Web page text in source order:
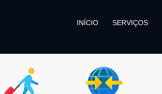
INÍCIO SERVIÇOS